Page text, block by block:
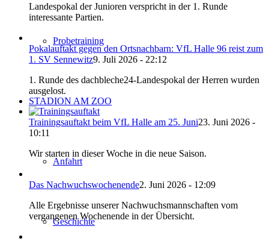
Probetraining
STADION AM ZOO
Anfahrt
Geschichte
Landespokal der Junioren verspricht in der 1. Runde
interessante Partien.
Pokalauftakt gegen den Ortsnachbarn: VfL Halle 96 reist zum
1. SV Sennewitz9. Juli 2026 - 22:12
1. Runde des dachbleche24-Landespokal der Herren wurden
ausgelost.
Trainingsauftakt beim VfL Halle am 25. Juni23. Juni 2026 -
10:11
Wir starten in dieser Woche in die neue Saison.
Das Nachwuchswochenende2. Juni 2026 - 12:09
Alle Ergebnisse unserer Nachwuchsmannschaften vom
vergangenen Wochenende in der Übersicht.